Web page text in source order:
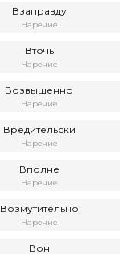
Взаправду
Наречие
Вточь
Наречие
Возвышенно
Наречие
Вредительски
Наречие
Вполне
Наречие
Возмутительно
Наречие
Вон